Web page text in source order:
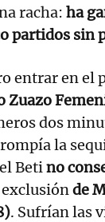
racha: ha
partidos sin
entrar en el
Zuazo
dos
la
Betino
de
. Sufrían las